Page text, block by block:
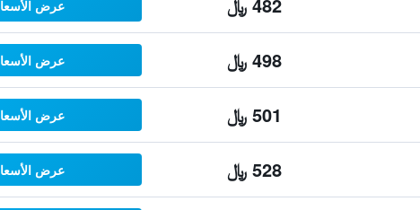
عرض
498 ﷼ عرض
501 ﷼ عرض
528 ﷼ عرض